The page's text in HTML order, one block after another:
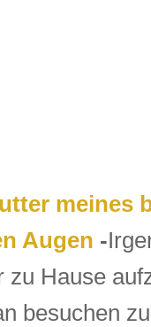
meines
Augen -
zu Hause
besuchen